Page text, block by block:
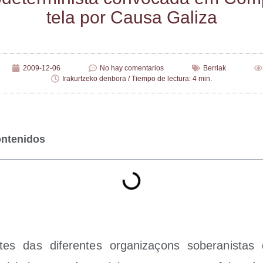
te­la por Cau­sa Galiza
2009-12-06 No hay comentarios
Berriak
Irakurtzeko denbora / Tiempo de lectura: 4 min.
das dife­ren­tes orga­ni­zaçons sobe­ra­nis­tas